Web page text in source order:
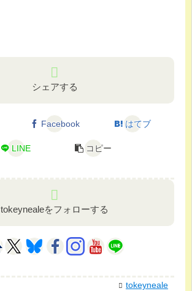
シェアする
Facebook はてブ
LINE コピー
tokeynealeをフォローする
tokeyneale